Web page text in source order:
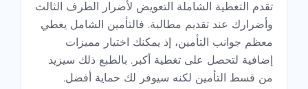
تقدم التغطية الشاملة التعويض لأضرار الطرف الثالث
وأضرارك عند تقديم مطالبة. فالتأمين الشامل يغطي
معظم جوانب التأمين، إذ يمكنك اختيار مميزات
إضافية لتحصل على تغطية أكبر. بالطبع ذلك سيزيد
من قسط التأمين لكنه سيوفر لك حماية أفضل.